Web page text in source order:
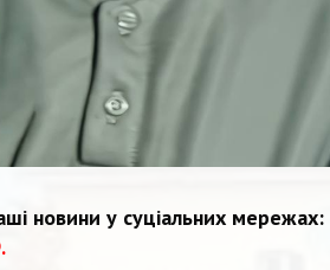
новини у суціальних мережах: